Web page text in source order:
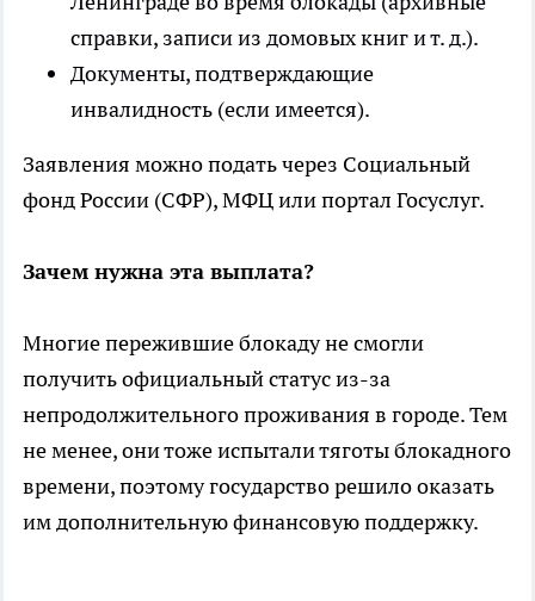
справки, записи из домовых книг и т. д.).
Документы, подтверждающие
инвалидность (если имеется).
Заявления можно подать через Социальный
фонд России (СФР), МФЦ или портал Госуслуг.
Зачем нужна эта выплата?
Многие пережившие блокаду не смогли
получить официальный статус из-за
непродолжительного проживания в городе. Тем
не менее, они тоже испытали тяготы блокадного
времени, поэтому государство решило оказать
им дополнительную финансовую поддержку.